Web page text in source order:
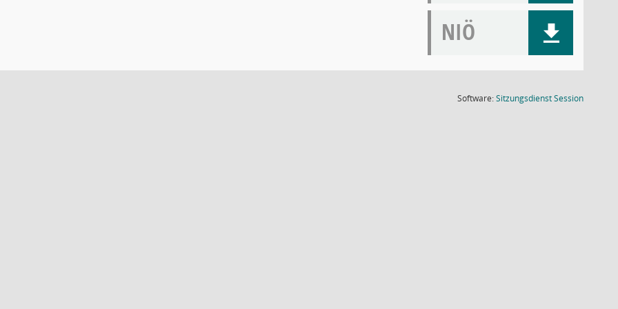
NIÖ
Software:SitzungsdienstSession(Wird in